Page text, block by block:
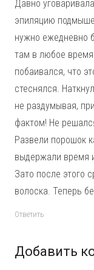
Давно
эпиляцию
нужно ежедневно
там в любое
побаивался, что
стеснялся.
не раздумывая,
фактом! Не
Развели порошок
выдержали время
Зато после этого
волоска. Теперь
Ответить
Добавить